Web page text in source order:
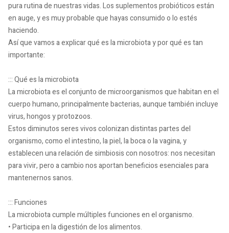
pura rutina de nuestras vidas. Los suplementos probióticos están
en auge, y es muy probable que hayas consumido o lo estés
haciendo.
Así que vamos a explicar qué es la microbiota y por qué es tan
importante:
::: Qué es la microbiota
La microbiota es el conjunto de microorganismos que habitan en el
cuerpo humano, principalmente bacterias, aunque también incluye
virus, hongos y protozoos.
Estos diminutos seres vivos colonizan distintas partes del
organismo, como el intestino, la piel, la boca o la vagina, y
establecen una relación de simbiosis con nosotros: nos necesitan
para vivir, pero a cambio nos aportan beneficios esenciales para
mantenernos sanos.
::: Funciones
La microbiota cumple múltiples funciones en el organismo.
• Participa en la digestión de los alimentos.